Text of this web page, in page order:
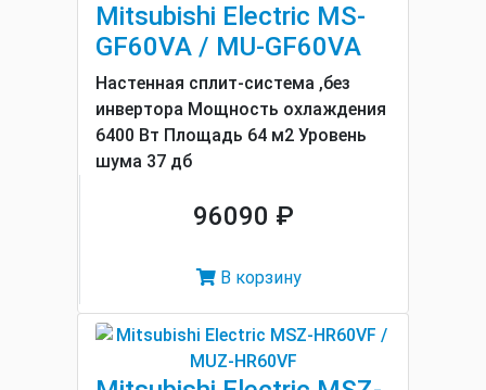
Mitsubishi Electric MS-
GF60VA / MU-GF60VA
Настенная сплит-система ,без
инвертора Мощность охлаждения
6400 Вт Площадь 64 м2 Уровень
шума 37 дб
96090 ₽
В корзину